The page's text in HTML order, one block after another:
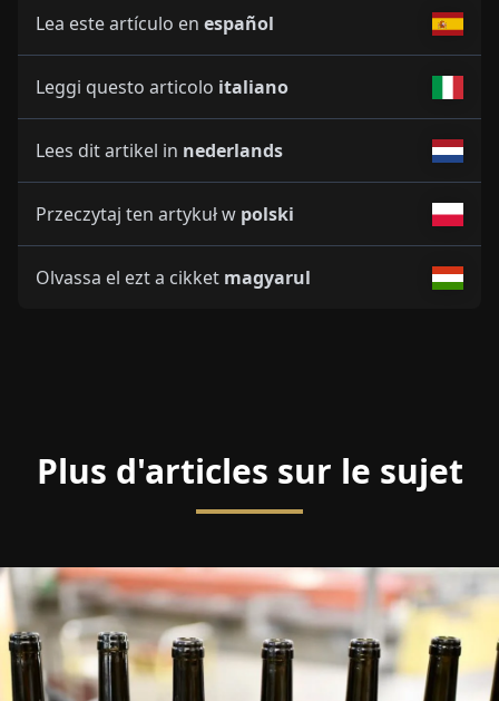
Lea este artículo en español
Leggi questo articolo italiano
Lees dit artikel in nederlands
Przeczytaj ten artykuł w polski
Olvassa el ezt a cikket magyarul
Plus d'articles sur le sujet